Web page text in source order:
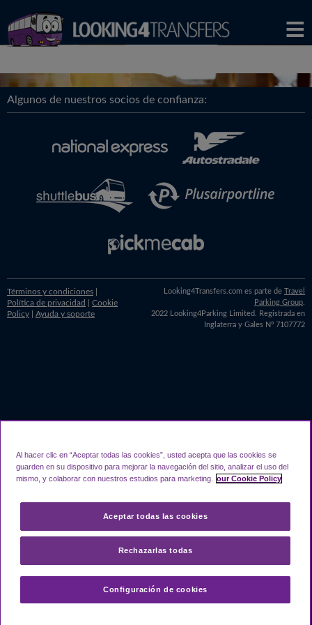
Algunos de nuestros socios de confianza:
Términos y condiciones
Política de privacidad
Cookie
Policy
Ayuda y soporte
Looking4Transfers.com es parte de Travel
Parking Group
2022 Looking4Parking Limited. Registrada en
Inglaterra y Gales Nº 7107772
Al hacer clic en “Aceptar todas las cookies”, usted acepta que las cookies se
guarden en su dispositivo para mejorar la navegación del sitio, analizar el uso del
mismo, y colaborar con nuestros estudios para marketing.
our Cookie Policy
Rechazarlas todas
Aceptar todas las cookies
Configuración de cookies